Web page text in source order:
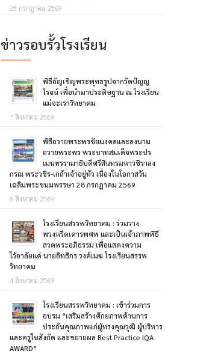
25 กรกฎาคม 2569
ข่าวรอบรั้วโรงเรียน
พิธีอัญเชิญพระพุทธรูปจากวัดปัญญ
โรจน์ เพื่อนำมาประดิษฐาน ณ โรงเรียน
แม่จะเราวิทยาคม
7 สิงหาคม 2569
พิธีถวายพระพรชัยมงคลและลงนาม
ถวายพระพร พระบาทสมเด็จพระปร
เมนทรรามาธิบดีศรีสินทรมหาวชิราลง
กรณ พระวชิร-เกล้าเจ้าอยู่หัว เนื่องในโอกาสวัน
เฉลิมพระชนมพรรษา 28 กรกฎาคม 2569
6 สิงหาคม 2569
โรงเรียนสรรพวิทยาคม : ร่วมวาง
พวงหรีดเคารพศพ และเป็นเจ้าภาพพิธี
สวดพระอภิธรรม เพื่อแสดงความ
ไว้อาลัยแด่ นายอิทธิกร วงค์เมฆ โรงเรียนสรรพ
วิทยาคม
4 สิงหาคม 2569
โรงเรียนสรรพวิทยาคม : เข้าร่วมการ
อบรม “เสริมสร้างศักยภาพด้านการ
ประกันคุณภาพแก่ผู้ทรงคุณวุฒิ ผู้บริหาร
และครูในสังกัด และขยายผล Best Practice IQA
AWARD”